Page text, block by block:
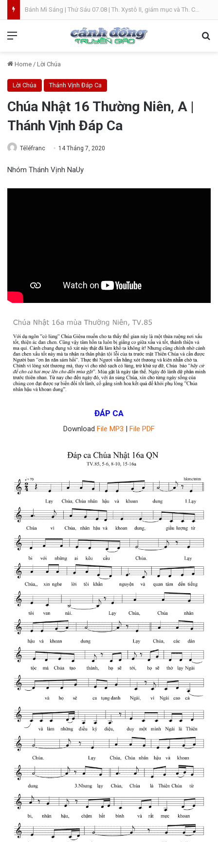
Bánh Mì Sáng | Thứ Năm 06.08 | Chúa hiển dung
Home / Lời Chúa
Lời Chúa Thánh Vịnh Đáp Ca
Chúa Nhật 16 Thường Niên, A |
Thánh Vịnh Đáp Ca
Téléfranc 14 Tháng 7, 2020
Nhóm Thánh Vịnh NaUy
ĐÁP CA
Download File MP3 | File PDF